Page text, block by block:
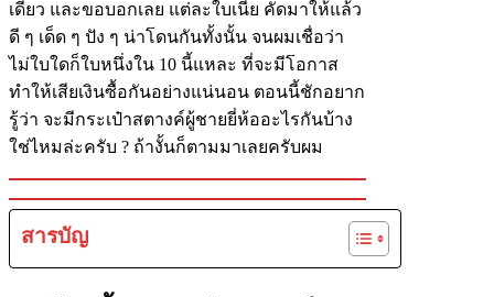
เดียว และขอบอกเลย แต่ละใบเนี่ย คัดมาให้แล้ว
ดี ๆ เด็ด ๆ ปัง ๆ น่าโดนกันทั้งนั้น จนผมเชื่อว่า
ไม่ใบใดก็ใบหนึ่งใน 10 นี้แหละ ที่จะมีโอกาส
ทำให้เสียเงินซื้อกันอย่างแน่นอน ตอนนี้ชักอยาก
รู้ว่า จะมีกระเป๋าสตางค์ผู้ชายยี่ห้ออะไรกันบ้าง
ใช่ไหมล่ะครับ ? ถ้างั้นก็ตามมาเลยครับผม
สารบัญ